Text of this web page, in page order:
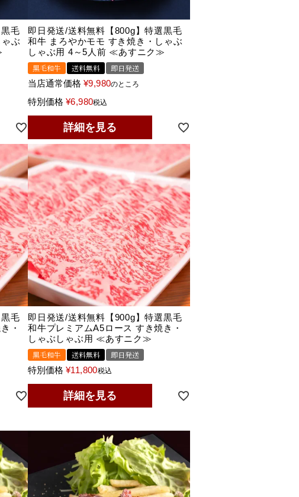
毛
ぶ
即日発送/送料無料【800g】特選黒毛
和牛 まろやかモモ すき焼き・しゃぶ
しゃぶ用 4～5人前 ≪あすニク≫
黒毛和牛
送料無料
即日発送
当店通常価格 ¥9,980のところ
特別価格 ¥6,980税込
詳細を見る
毛
・
即日発送/送料無料【900g】特選黒毛
和牛プレミアムA5ロース すき焼き・
しゃぶしゃぶ用 ≪あすニク≫
黒毛和牛
送料無料
即日発送
特別価格 ¥11,800税込
詳細を見る